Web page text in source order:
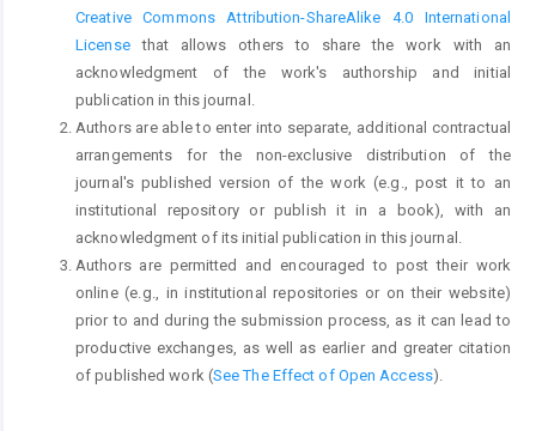
Creative Commons Attribution-ShareAlike 4.0 International
Licensethat allows others to share the work with an
acknowledgment of the work's authorship and initial
publication in this journal.
Authors are able to enter into separate, additional contractual
arrangements for the non-exclusive distribution of the
journal's published version of the work (e.g., post it to an
institutional repository or publish it in a book), with an
acknowledgment of its initial publication in this journal.
Authors are permitted and encouraged to post their work
online (e.g., in institutional repositories or on their website)
prior to and during the submission process, as it can lead to
productive exchanges, as well as earlier and greater citation
of published work (See The Effect of Open Access).